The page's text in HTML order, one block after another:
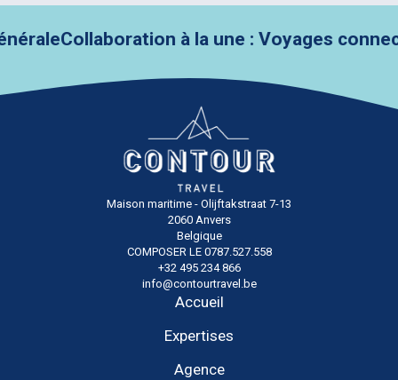
Collaboration à la une : Voyages connectés
Maison maritime - Olijftakstraat 7-13
2060 Anvers
Belgique
COMPOSER LE 0787.527.558
+32 495 234 866
info@contourtravel.be
Accueil
Expertises
Agence